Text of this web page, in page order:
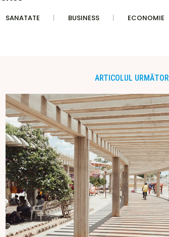
SANATATE BUSINESS ECONOMIE
ARTICOLUL URMĂTOR